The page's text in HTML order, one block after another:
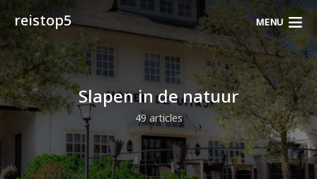
reistop5 MENU
Slapen in de natuur
49 articles